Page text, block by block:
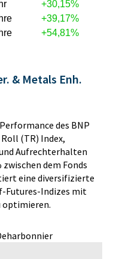
+30,15%
+39,17%
+54,81%
& Metals Enh.
des BNP
(TR) Index,
Aufrechterhalten
dem Fonds
eine diversifizierte
Futures-Indizes mit
optimieren.